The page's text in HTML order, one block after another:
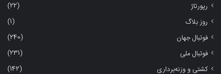
رپورتاژ
(22)
روز بلاگ
(1)
فوتبال جهان
(240)
فوتبال ملی
(231)
کشتی و وزنه‌برداری
(142)